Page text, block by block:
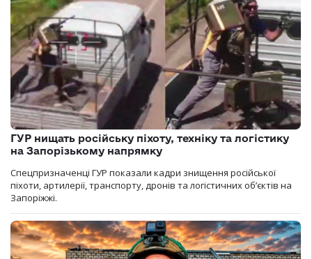
ГУР нищать російську піхоту, техніку та логістику
на Запорізькому напрямку
Спецпризначенці ГУР показали кадри знищення російської
піхоти, артилерії, транспорту, дронів та логістичних об’єктів на
Запоріжжі.